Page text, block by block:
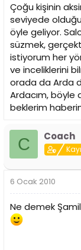
Çoğu kişinin
seviyede
öyle geliyor.
süzmek,
istiyorum her
ve inceliklerini
orada da Arda
Ardacım, böyle
beklerim
C Coach
6 Ocak 2010
Ne demek